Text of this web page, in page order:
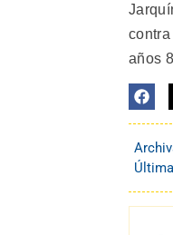
años